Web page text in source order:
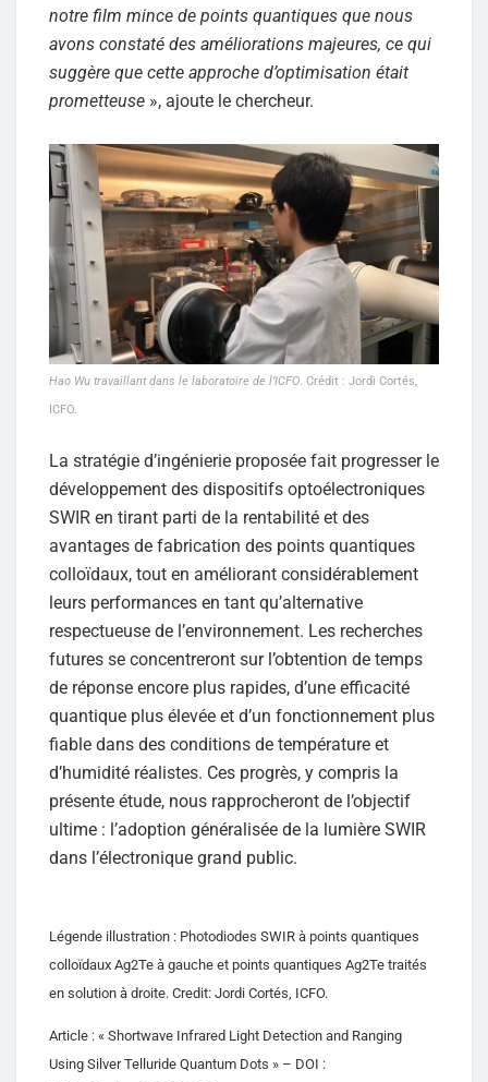
notre film mince de points quantiques que nous
avons constaté des améliorations majeures, ce qui
suggère que cette approche d’optimisation était
prometteuse », ajoute le chercheur.
Hao Wu travaillant dans le laboratoire de l’ICFO. Crédit : Jordi Cortés,
ICFO.
La stratégie d’ingénierie proposée fait progresser le
développement des dispositifs optoélectroniques
SWIR en tirant parti de la rentabilité et des
avantages de fabrication des points quantiques
colloïdaux, tout en améliorant considérablement
leurs performances en tant qu’alternative
respectueuse de l’environnement. Les recherches
futures se concentreront sur l’obtention de temps
de réponse encore plus rapides, d’une efficacité
quantique plus élevée et d’un fonctionnement plus
fiable dans des conditions de température et
d’humidité réalistes. Ces progrès, y compris la
présente étude, nous rapprocheront de l’objectif
ultime : l’adoption généralisée de la lumière SWIR
dans l’électronique grand public.
Légende illustration : Photodiodes SWIR à points quantiques
colloïdaux Ag2Te à gauche et points quantiques Ag2Te traités
en solution à droite. Credit: Jordi Cortés, ICFO.
Article : « Shortwave Infrared Light Detection and Ranging
Using Silver Telluride Quantum Dots » – DOI :